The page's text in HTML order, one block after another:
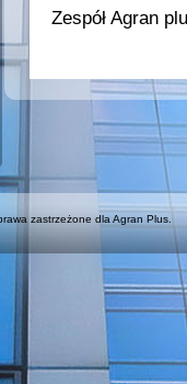
Zespół Agran
zastrzeżone dla Agran Plus.